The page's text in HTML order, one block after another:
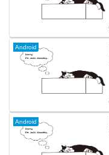
Android
Android